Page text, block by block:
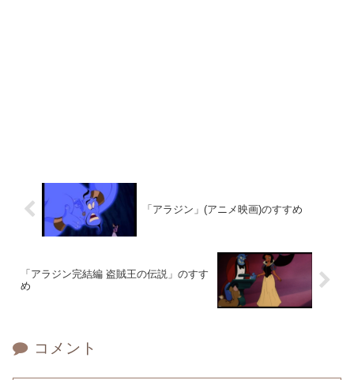
「アラジン」(アニメ映画)のすすめ
「アラジン完結編 盗賊王の伝説」のすす
め
コメント